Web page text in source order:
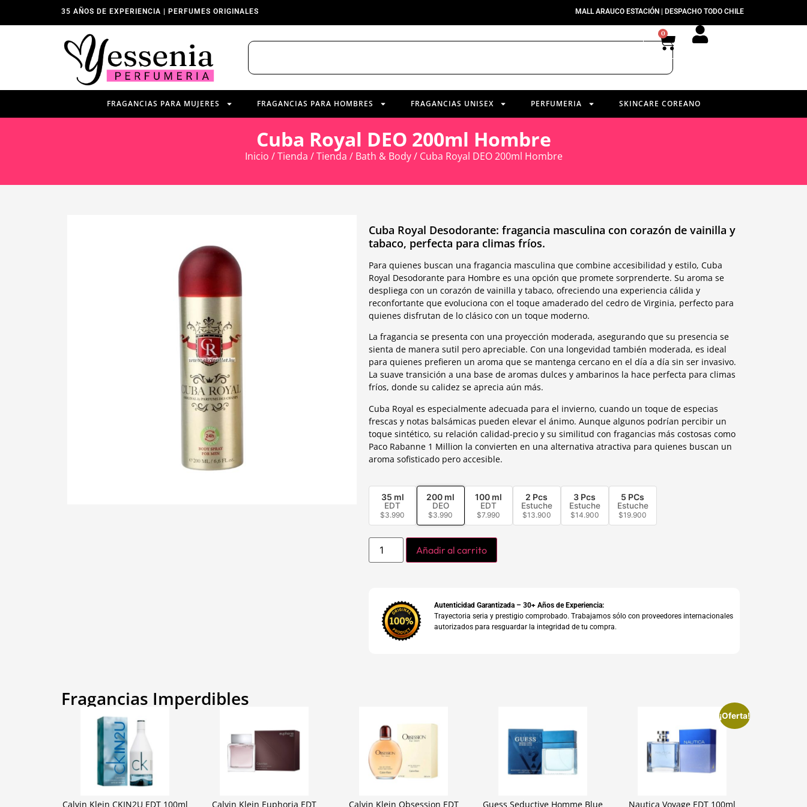
35 AÑOS DE EXPERIENCIA | PERFUMES ORIGINALES MALL ARAUCO ESTACIÓN | DESPACHO TODO CHILE
0
FRAGANCIAS PARA MUJERES FRAGANCIAS PARA HOMBRES FRAGANCIAS UNISEX PERFUMERIA SKINCARE COREANO
Cuba Royal DEO 200ml Hombre
Inicio /Tienda /Tienda / Bath & Body/ Cuba Royal DEO 200ml Hombre
Cuba Royal Desodorante: fragancia masculina con corazón de vainilla y
tabaco, perfecta para climas fríos.
Para quienes buscan una fragancia masculina que combine accesibilidad y estilo, Cuba
Royal Desodorante para Hombre es una opción que promete sorprenderte. Su aroma se
despliega con un corazón de vainilla y tabaco, ofreciendo una experiencia cálida y
reconfortante que evoluciona con el toque amaderado del cedro de Virginia, perfecto para
quienes disfrutan de lo clásico con un toque moderno.
La fragancia se presenta con una proyección moderada, asegurando que su presencia se
sienta de manera sutil pero apreciable. Con una longevidad también moderada, es ideal
para quienes prefieren un aroma que se mantenga cercano en el día a día sin ser invasivo.
La suave transición a una base de aromas dulces y ambarinos la hace perfecta para climas
fríos, donde su calidez se aprecia aún más.
Cuba Royal es especialmente adecuada para el invierno, cuando un toque de especias
frescas y notas balsámicas pueden elevar el ánimo. Aunque algunos podrían percibir un
toque sintético, su relación calidad-precio y su similitud con fragancias más costosas como
Paco Rabanne 1 Million la convierten en una alternativa atractiva para quienes buscan un
aroma sofisticado pero accesible.
35 ml
EDT
$3.990
200 ml
DEO
$3.990
100 ml
EDT
$7.990
2 Pcs
Estuche
$13.900
3 Pcs
Estuche
$14.900
5 PCs
Estuche
$19.900
Añadir al carrito
Autenticidad Garantizada – 30+ Años de Experiencia:
Trayectoria seria y prestigio comprobado. Trabajamos sólo con proveedores internacionales
autorizados para resguardar la integridad de tu compra.
Fragancias Imperdibles
Calvin Klein CKIN2U EDT 100ml Calvin Klein Euphoria EDT Calvin Klein Obsession EDT Guess Seductive Homme Blue
¡Oferta!
Nautica Voyage EDT 100ml